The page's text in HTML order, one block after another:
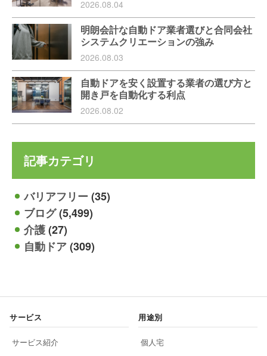
2026.08.04
明朗会計な自動ドア業者選びと合同会社
システムクリエーションの強み
2026.08.03
自動ドアを安く設置する業者の選び方と
開き戸を自動化する利点
2026.08.02
記事カテゴリ
バリアフリー(35)
ブログ(5,499)
介護(27)
自動ドア(309)
サービス
サービス紹介
用途別
個人宅